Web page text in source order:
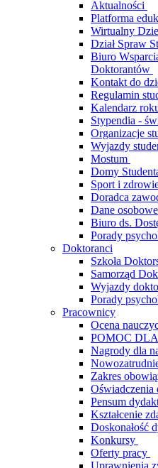
Aktualności
Platforma
Wirtualny
Dział Spraw
Biuro
Doktorantów
Kontakt do
Regulamin
Kalendarz
Stypendia -
Organizacje
Wyjazdy
Mostum
Domy
Sport i
Doradca
Dane
Biuro ds.
Porady
Doktoranci
Szkoła
Samorząd
Wyjazdy
Porady
Pracownicy
Ocena
POMOC
Nagrody dla
Zakres
Oświadczenia
Pensum
Kształcenie
Doskonałość
Konkursy
Oferty pracy
Uprawnienia